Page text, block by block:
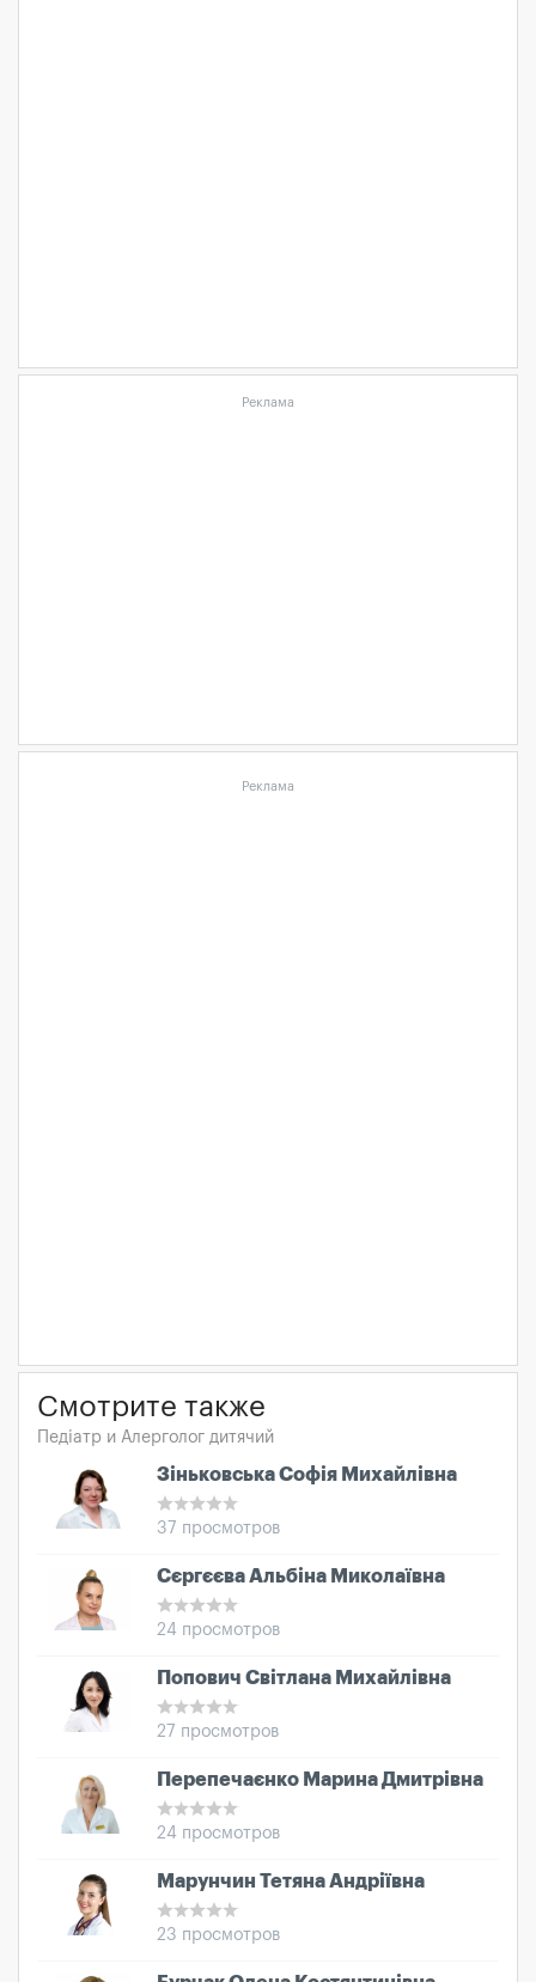
Реклама
Реклама
Смотрите также
Педіатр и Алерголог дитячий
Зіньковська Софія Михайлівна
37 просмотров
Сєргєєва Альбіна Миколаївна
24 просмотров
Попович Світлана Михайлівна
27 просмотров
Перепечаєнко Марина Дмитрівна
24 просмотров
Марунчин Тетяна Андріївна
23 просмотров